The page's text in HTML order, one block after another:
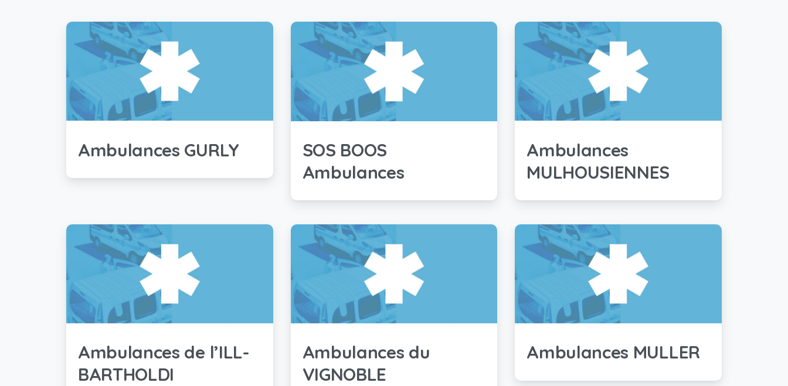
Ambulances GURLY
SOS BOOS
Ambulances
Ambulances
MULHOUSIENNES
Ambulances de l’ILL-
BARTHOLDI
Ambulances du
VIGNOBLE
Ambulances MULLER